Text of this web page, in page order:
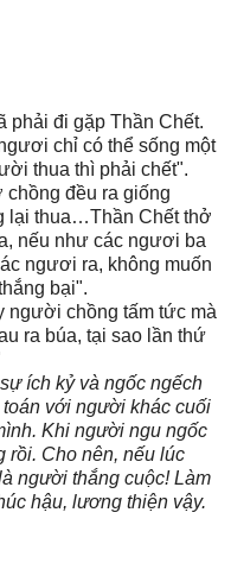
phải đi gặp Thần Chết.
chỉ có thể sống một
thua thì phải chết".
đều ra giống
lại thua…Thần Chết thở
nếu như các ngươi ba
ngươi ra, không muốn
bại".
người chồng tấm tức mà
ra búa, tại sao lần thứ
ích kỷ và ngốc ngếch
với người khác cuối
Khi người ngu ngốc
rồi. Cho nên, nếu lúc
người thắng cuộc! Làm
hậu, lương thiện vậy.